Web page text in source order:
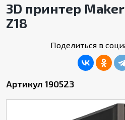
3D принтер
Z18
Поделиться в
Артикул 190523